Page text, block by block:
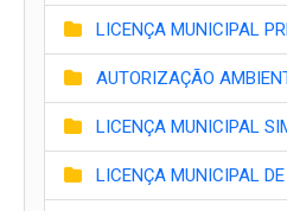
LICENÇA MUNICIPAL
AUTORIZAÇÃO
LICENÇA MUNICIPAL
LICENÇA MUNICIPAL